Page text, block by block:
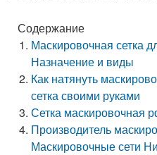
Содержание
Маскировочная сетка
Назначение и виды
Как натянуть
сетка своими руками
Сетка маскировочная
Производитель
Маскировочные сети